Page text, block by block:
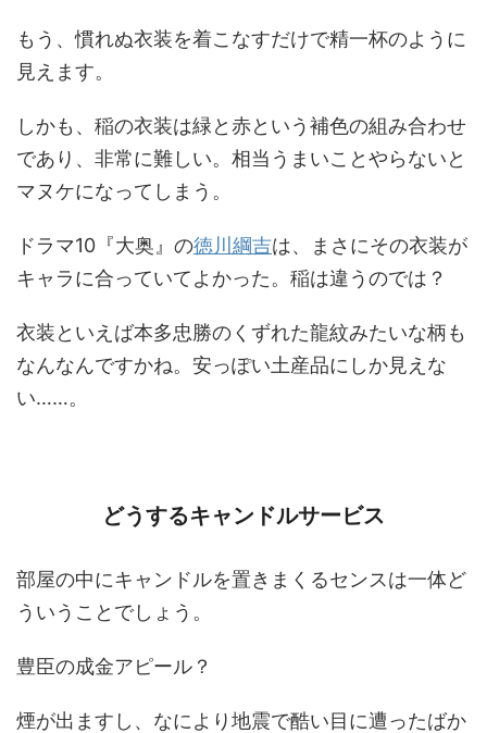
もう、慣れぬ衣装を着こなすだけで精一杯のように
見えます。
しかも、稲の衣装は緑と赤という補色の組み合わせ
であり、非常に難しい。相当うまいことやらないと
マヌケになってしまう。
ドラマ10『大奥』の徳川綱吉は、まさにその衣装が
キャラに合っていてよかった。稲は違うのでは？
衣装といえば本多忠勝のくずれた龍紋みたいな柄も
なんなんですかね。安っぽい土産品にしか見えな
い……。
どうするキャンドルサービス
部屋の中にキャンドルを置きまくるセンスは一体ど
ういうことでしょう。
豊臣の成金アピール？
煙が出ますし、なにより地震で酷い目に遭ったばか